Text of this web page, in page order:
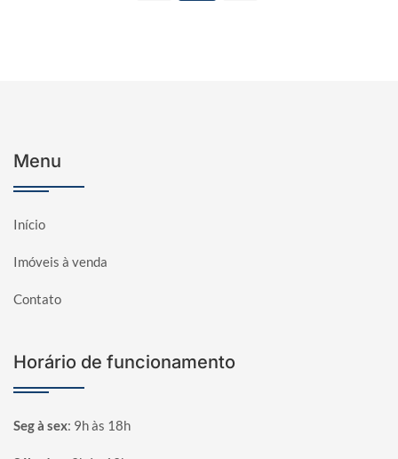
Menu
Início
Imóveis à venda
Contato
Horário de funcionamento
Seg à sex: 9h às 18h